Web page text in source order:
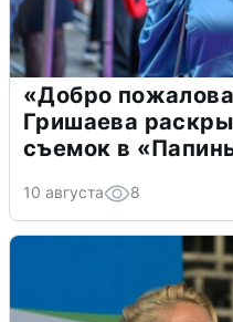
«Добро
Гришаева
съемок в
10 августа 8